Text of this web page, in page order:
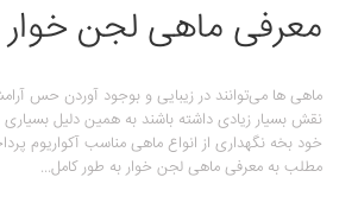
معرفی ماهی لجن خوار
ماهی ها می‌توانند در زیبایی و بوجود آوردن حس
نقش بسیار زیادی داشته باشند به همین دلیل بسیاری
خود بخه نگهداری از انواع ماهی مناسب آکواریوم
مطلب به معرفی ماهی لجن خوار به طور کامل...